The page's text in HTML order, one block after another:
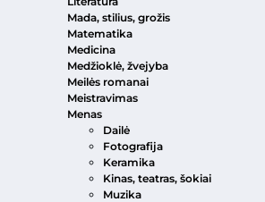
Mada, stilius, grožis
Matematika
Medicina
Medžioklė, žvejyba
Meilės romanai
Meistravimas
Menas
Dailė
Fotografija
Keramika
Kinas, teatras, šokiai
Muzika